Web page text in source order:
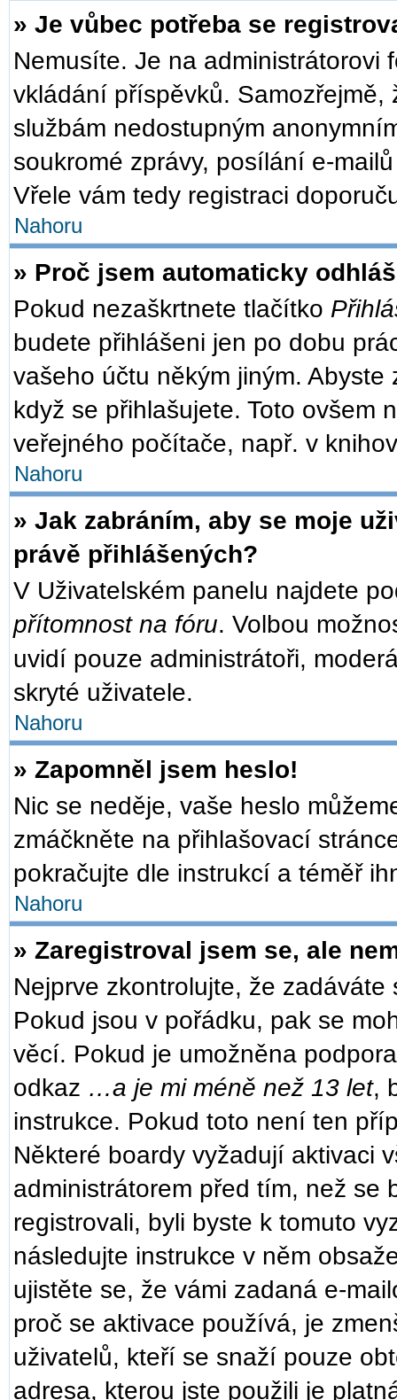
» Je vůbec potřeba se
Nemusíte. Je na administrátorovi
vkládání příspěvků.
službám nedostupným
soukromé zprávy, posílání e-
Vřele vám tedy registraci
Nahoru
» Proč jsem automaticky
Pokud nezaškrtnete tlačítko
budete přihlášeni jen po dobu
vašeho účtu někým jiným.
když se přihlašujete. Toto ovšem
veřejného počítače, např. v
Nahoru
» Jak zabráním, aby se moje
právě přihlášených?
V Uživatelském panelu najdete
přítomnost na fóru. Volbou
uvidí pouze administrátoři,
skryté uživatele.
Nahoru
» Zapomněl jsem heslo!
Nic se neděje, vaše heslo
zmáčkněte na přihlašovací
pokračujte dle instrukcí a téměř
Nahoru
» Zaregistroval jsem se, ale
Nejprve zkontrolujte, že
Pokud jsou v pořádku, pak se
věcí. Pokud je umožněna
odkaz …a je mi méně než 13 let,
instrukce. Pokud toto není ten
Některé boardy vyžadují aktivaci
administrátorem před tím, než se
registrovali, byli byste k tomuto
následujte instrukce v něm
ujistěte se, že vámi zadaná e-
proč se aktivace používá, je
uživatelů, kteří se snaží pouze
adresa, kterou jste použili je